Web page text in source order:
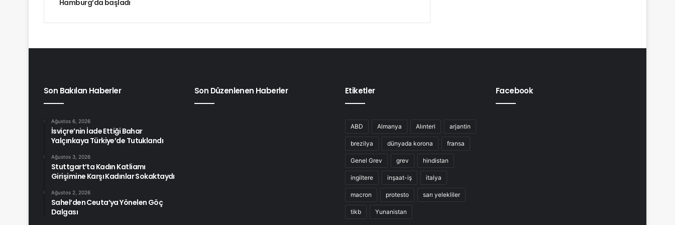
Hamburg’da başladı
Son Bakılan Haberler
Ağustos 6, 2026
İsviçre’nin İade Ettiği Bahar
Yalçınkaya Türkiye’de Tutuklandı
Ağustos 3, 2026
Stuttgart’ta Kadın Katliamı
Girişimine Karşı Kadınlar Sokaktaydı
Ağustos 2, 2026
Sahel’den Ceuta’ya Yönelen Göç
Dalgası
Son Düzenlenen Haberler Etiketler
ABD Almanya Alınteri arjantin
brezilya dünyada korona fransa
Genel Grev grev hindistan
ingiltere inşaat-iş italya
macron protesto sarı yelekliler
tikb Yunanistan
Facebook